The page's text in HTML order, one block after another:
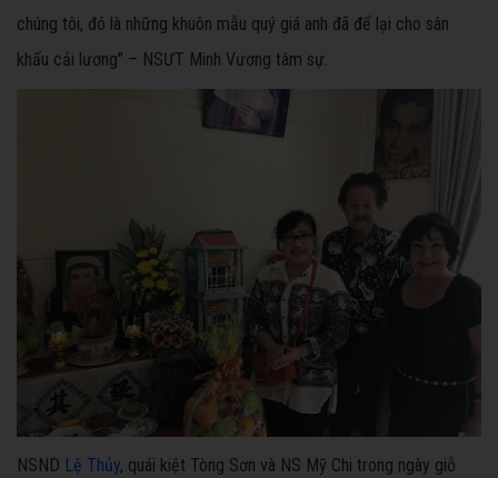
chúng tôi, đó là những khuôn mẫu quý giá anh đã để lại cho sân
khấu cải lương" – NSƯT Minh Vương tâm sự.
NSND Lệ Thủy, quái kiệt Tòng Sơn và NS Mỹ Chi trong ngày giỗ